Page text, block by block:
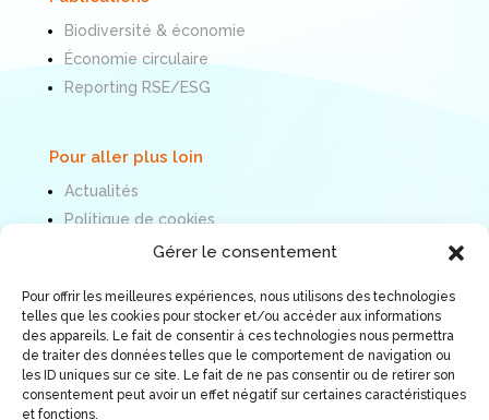
Gérer le consentement
Pour offrir les meilleures expériences, nous utilisons des technologies
telles que les cookies pour stocker et/ou accéder aux informations
des appareils. Le fait de consentir à ces technologies nous permettra
de traiter des données telles que le comportement de navigation ou
les ID uniques sur ce site. Le fait de ne pas consentir ou de retirer son
consentement peut avoir un effet négatif sur certaines caractéristiques
et fonctions.
Biodiversité & économie
Économie circulaire
Reporting RSE/ESG
Pour aller plus loin
Actualités
Politique de cookies
Mentions légales
Nous suivre